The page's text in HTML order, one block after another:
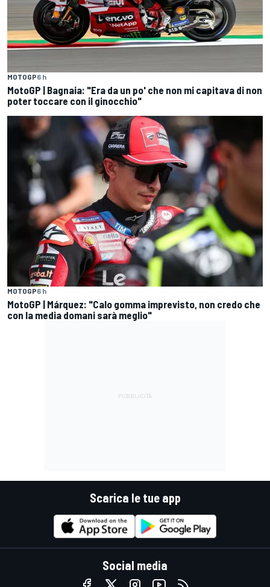
MOTOGP6 h
MotoGP | Bagnaia: "Era da un po' che non mi capitava di non
poter toccare con il ginocchio"
MOTOGP6 h
MotoGP | Márquez: "Calo gomma imprevisto, non credo che
con la media domani sarà meglio"
Scarica le tue app
Social media